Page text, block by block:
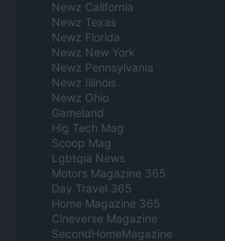
Newz California
Newz Texas
Newz Florida
Newz New York
Newz Pennsylvania
Newz Illinois
Newz Ohio
Gameland
Hig Tech Mag
Scoop Mag
Lgbtqia News
Motors Magazine 365
Day Travel 365
Home Magazine 365
Cineverse Magazine
SecondHomeMagazine